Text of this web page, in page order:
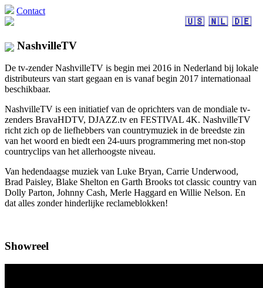
Contact
🇺🇸 🇳🇱 🇩🇪
NashvilleTV
De tv-zender NashvilleTV is begin mei 2016 in Nederland bij lokale
distributeurs van start gegaan en is vanaf begin 2017 internationaal
beschikbaar.
NashvilleTV is een initiatief van de oprichters van de mondiale tv-
zenders BravaHDTV, DJAZZ.tv en FESTIVAL 4K. NashvilleTV
richt zich op de liefhebbers van countrymuziek in de breedste zin
van het woord en biedt een 24-uurs programmering met non-stop
countryclips van het allerhoogste niveau.
Van hedendaagse muziek van Luke Bryan, Carrie Underwood,
Brad Paisley, Blake Shelton en Garth Brooks tot classic country van
Dolly Parton, Johnny Cash, Merle Haggard en Willie Nelson. En
dat alles zonder hinderlijke reclameblokken!
Showreel